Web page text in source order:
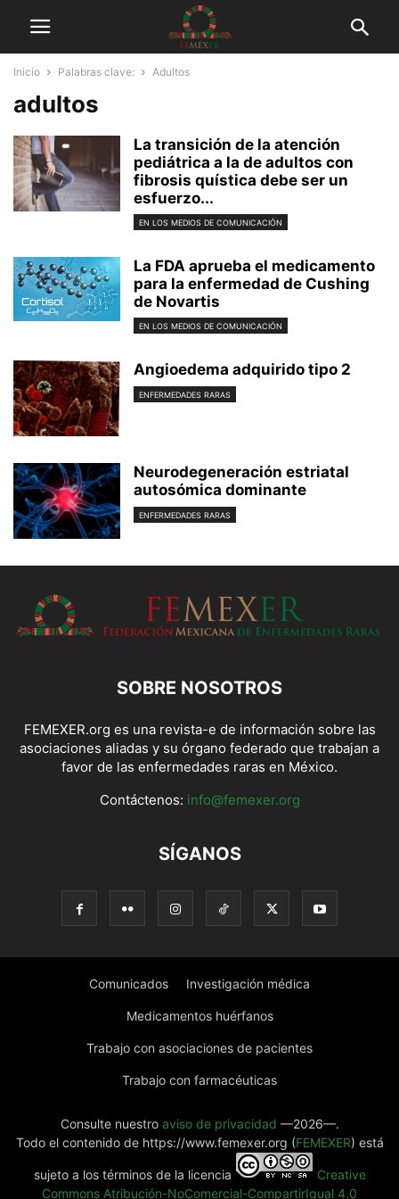
Inicio Palabras clave: Adultos
adultos
La transición de la atención
pediátrica a la de adultos con
fibrosis quística debe ser un
esfuerzo...
EN LOS MEDIOS DE COMUNICACIÓN
La FDA aprueba el medicamento
para la enfermedad de Cushing
de Novartis
EN LOS MEDIOS DE COMUNICACIÓN
Angioedema adquirido tipo 2
ENFERMEDADES RARAS
Neurodegeneración estriatal
autosómica dominante
ENFERMEDADES RARAS
SOBRE NOSOTROS
FEMEXER.org es una revista-e de información sobre las
asociaciones aliadas y su órgano federado que trabajan a
favor de las enfermedades raras en México.
Contáctenos: info@femexer.org
SÍGANOS
Comunicados Investigación médica
Medicamentos huérfanos
Trabajo con asociaciones de pacientes
Trabajo con farmacéuticas
Consulte nuestro aviso de privacidad —2026—.
Todo el contenido de https://www.femexer.org (FEMEXER) está
sujeto a los términos de la licencia
Creative
Commons Atribución-NoComercial-CompartirIgual 4.0